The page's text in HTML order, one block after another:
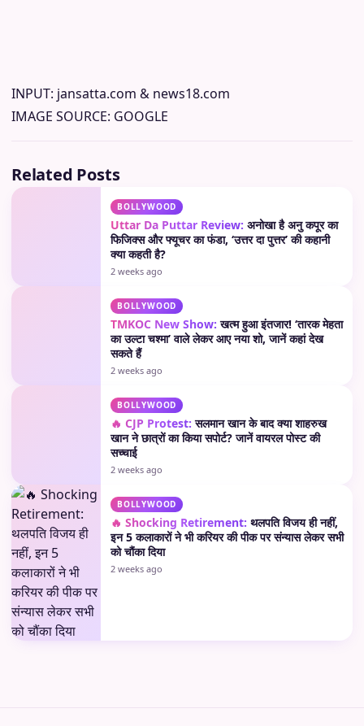
INPUT: jansatta.com & news18.com
IMAGE SOURCE: GOOGLE
Related Posts
BOLLYWOOD
Uttar Da Puttar Review: अनोखा है अनु कपूर का
फिजिक्स और फ्यूचर का फंडा, ‘उत्तर दा पुत्तर’ की कहानी
क्या कहती है?
2 weeks ago
BOLLYWOOD
TMKOC New Show: खत्म हुआ इंतजार! ‘तारक मेहता
का उल्टा चश्मा’ वाले लेकर आए नया शो, जानें कहां देख
सकते हैं
2 weeks ago
BOLLYWOOD
🔥 CJP Protest: सलमान खान के बाद क्या शाहरुख
खान ने छात्रों का किया सपोर्ट? जानें वायरल पोस्ट की
सच्चाई
2 weeks ago
BOLLYWOOD
🔥 Shocking Retirement: थलपति विजय ही नहीं,
इन 5 कलाकारों ने भी करियर की पीक पर संन्यास लेकर सभी
को चौंका दिया
2 weeks ago